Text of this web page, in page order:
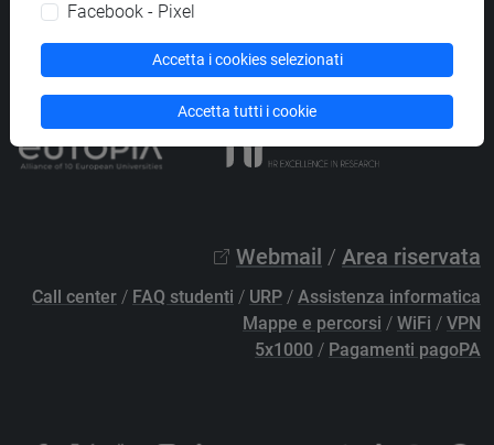
Privacy/Cookies/Credits e note legali
Elenco siti tematici
Webmail / Area riservata
Call center / FAQ studenti / URP / Assistenza informatica
Mappe e percorsi / WiFi / VPN
5x1000 / Pagamenti pagoPA
Facebook - Pixel
Accetta i cookies selezionati
Accetta tutti i cookie